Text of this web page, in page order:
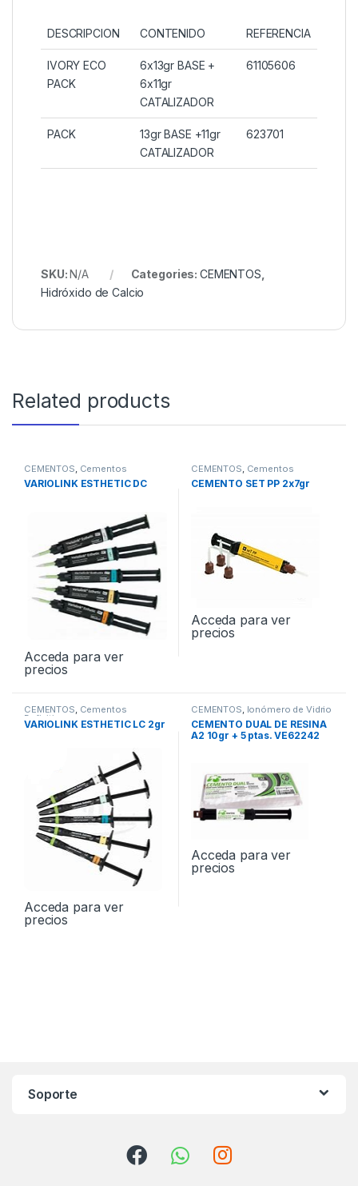
DESCRIPCION CONTENIDO REFERENCIA
IVORY ECO
PACK
6x13gr BASE +
6x11gr
CATALIZADOR
61105606
PACK
13gr BASE +11gr
CATALIZADOR
623701
SKU:N/A Categories: CEMENTOS
Hidróxido de Calcio
Related products
CEMENTOS Cementos
VARIOLINK ESTHETIC DC
Acceda para ver
precios
CEMENTOS Cementos
CEMENTO SET PP 2x7gr
Acceda para ver
precios
CEMENTOS, Cementos
Definitivos
VARIOLINK ESTHETIC LC 2gr
Acceda para ver
precios
CEMENTOS, Ionómero de Vidrio
CEMENTO DUAL DE RESINA
A2 10gr + 5 ptas. VE62242
Acceda para ver
precios
Soporte